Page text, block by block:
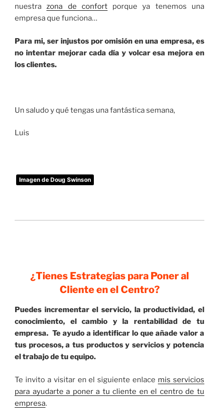
nuestrazona de confortporque ya tenemos una
empresa que funciona…
Para mi, ser injustos por omisión en una empresa, es
no intentar mejorar cada día y volcar esa mejora en
los clientes.
Un saludo y qué tengas una fantástica semana,
Luis
Imagen de Doug Swinson
¿Tienes Estrategias para Poner al
Cliente en el Centro?
Puedes incrementar el servicio, la productividad, el
conocimiento, el cambio y la rentabilidad de tu
empresa. Te ayudo a identificar lo que añade valor a
tus procesos, a tus productos y servicios y potencia
el trabajo de tu equipo.
Te invito a visitar en el siguiente enlace mis servicios
para ayudarte a poner a tu cliente en el centro de tu
empresa.